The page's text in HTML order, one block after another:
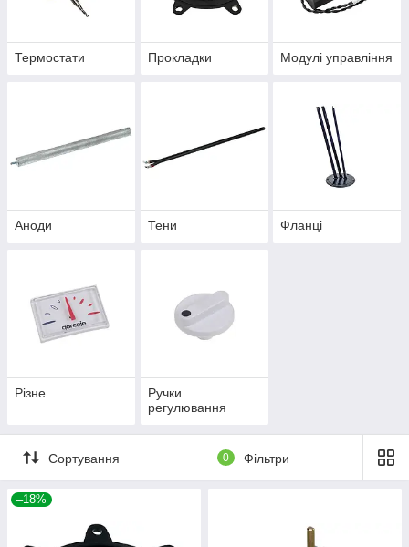
Термостати Прокладки Модулі управління
Аноди Тени Фланці
Різне
Ручки
регулювання
Сортування 0 Фільтри
–18%